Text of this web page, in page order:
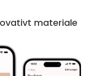
materiale